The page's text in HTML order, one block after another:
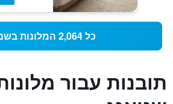
כל 2,064 המלונות בשניאנג
תובנות עבור